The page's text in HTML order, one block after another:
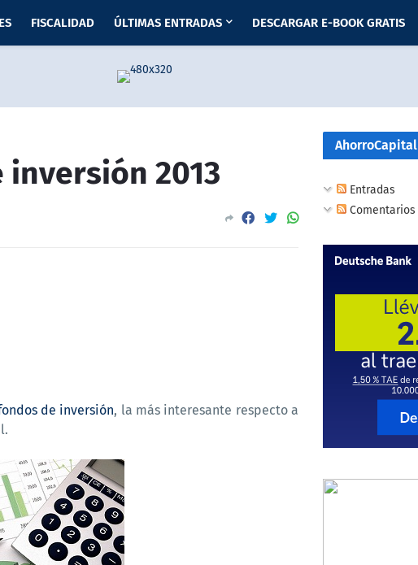
FISCALIDAD ÚLTIMAS ENTRADAS DESCARGAR E-BOOK GRATIS
2013
de inversión, la más interesante respecto a
AhorroCapital
Entradas
Comentarios